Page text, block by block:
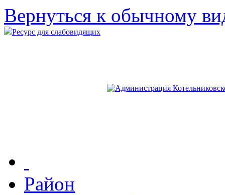
Вернуться к обычному
Ресурс для слабовидящих
Район